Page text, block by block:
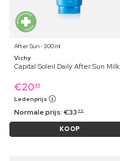
After Sun ⋅ 300 ml
Vichy
Capital Soleil Daily After Sun Milk
€2049
Ledenprijs
Normale prijs:€33 99
KOOP